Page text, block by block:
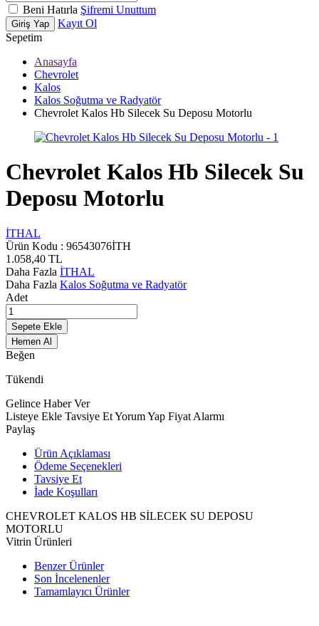
Beni Hatırla Şifremi Unuttum
Giriş Yap
Kayıt Ol
Sepetim
Anasayfa
Chevrolet
Kalos
Kalos Soğutma ve Radyatör
Chevrolet Kalos Hb Silecek Su Deposu Motorlu
Chevrolet Kalos Hb Silecek Su
Deposu Motorlu
İTHAL
Ürün Kodu : 96543076İTH
1.058,40 TL
Daha Fazla İTHAL
Daha Fazla Kalos Soğutma ve Radyatör
Adet
Sepete Ekle
Hemen Al
Beğen
Tükendi
Gelince Haber Ver
Listeye Ekle Tavsiye EtYorum Yap Fiyat Alarmı
Paylaş
Ürün Açıklaması
Ödeme Seçenekleri
Tavsiye Et
İade Koşulları
CHEVROLET KALOS HB SİLECEK SU DEPOSU
MOTORLU
Vitrin Ürünleri
Benzer Ürünler
Son İncelenenler
Tamamlayıcı Ürünler